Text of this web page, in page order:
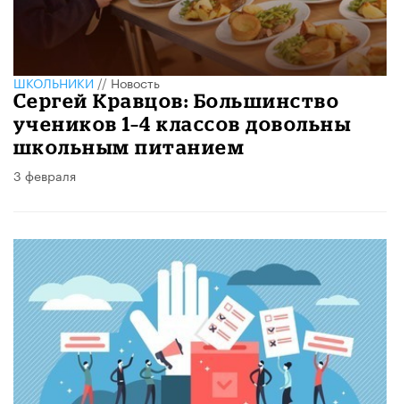
ШКОЛЬНИКИ//Новость
Сергей Кравцов: Большинство
учеников 1–4 классов довольны
школьным питанием
3 февраля